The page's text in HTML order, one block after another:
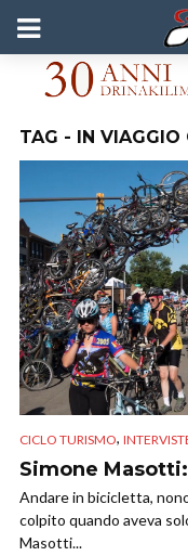
TAG - IN VIAGGIO
CICLO TURISMO,
Simone
Andare in bicicletta,
colpito quando aveva
Masotti...